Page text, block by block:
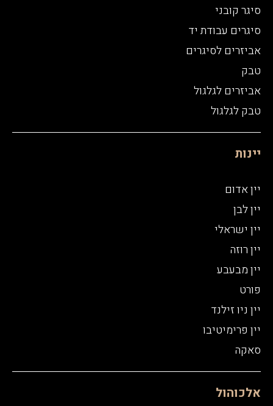
סיגר קובני
סיגרים עבודת יד
אביזרים לסיגרים
טבק
אביזרים לגלגול
טבק לגלגול
יינות
יין אדום
יין לבן
יין ישראלי
יין רוזה
יין מבעבע
פורט
יין ניו זילנד
יין פרימיטיבו
סאקה
אלכוהול